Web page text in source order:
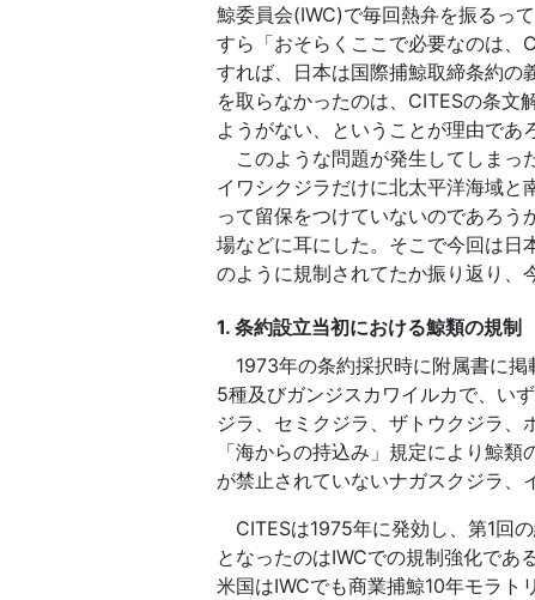
鯨委員会(IWC)で毎回熱弁を振るっ
すら「おそらくここで必要なのは
すれば、日本は国際捕鯨取締条約の
を取らなかったのは、CITESの条文
ようがない、ということが理由であ
このような問題が発生してしまっ
イワシクジラだけに北太平洋海域と
って留保をつけていないのであろ
場などに耳にした。そこで今回は日
のように規制されてたか振り返り、
1. 条約設立当初における鯨類の規制
1973年の条約採択時に附属書に掲
5種及びガンジスカワイルカで、い
ジラ、セミクジラ、ザトウクジラ、
「海からの持込み」規定により鯨
が禁止されていないナガスクジラ、
CITESは1975年に発効し、第1回
となったのはIWCでの規制強化であ
米国はIWCでも商業捕鯨10年モラ